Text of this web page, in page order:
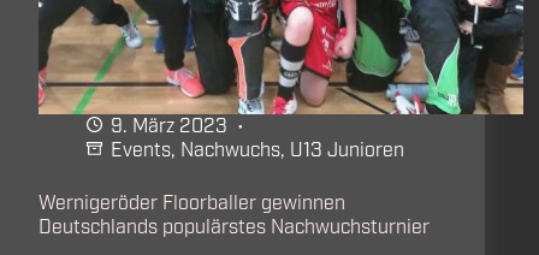
9. März 2023
Events, Nachwuchs, U13 Junioren
Wernigeröder Floorballer gewinnen
Deutschlands populärstes Nachwuchsturnier